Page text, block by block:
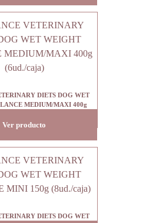
DIETS DOG WET
MEDIUM/MAXI 400g
Ver producto
DIETS DOG WET